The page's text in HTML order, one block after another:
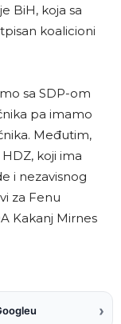
BiH, koja sa
koalicioni
sa SDP-om
pa imamo
Međutim,
koji ima
i nezavisnog
za Fenu
Kakanj Mirnes
›